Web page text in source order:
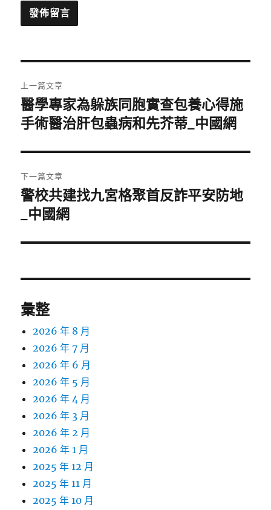
章
導
覽
上一篇文章
上
一
文
章:
醫學專家為躲族同胞實查包養心得施
手術醫治肝包蟲病和先芥蒂_中國網
下一篇文章
下
一
文
警校共建找九宮格聚首反詐平安防地
_中國網
彙整
2026 年 8 月
2026 年 7 月
2026 年 6 月
2026 年 5 月
2026 年 4 月
2026 年 3 月
2026 年 2 月
2026 年 1 月
2025 年 12 月
2025 年 11 月
2025 年 10 月